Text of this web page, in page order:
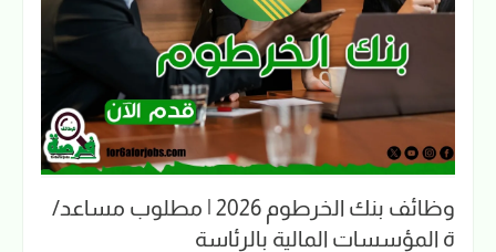
وظائف بنك الخرطوم 2026 | مطلوب مساعد/
ة المؤسسات المالية بالرئاسة